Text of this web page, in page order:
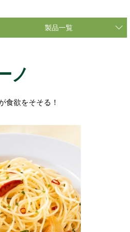
製品一覧
ノ
食欲をそそる！